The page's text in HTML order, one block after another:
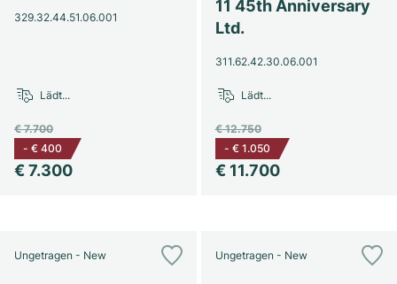
329.32.44.51.06.001
€ 7.300
€ 7.700
- € 400
Lädt...
11 45th Anniversary
Ltd.
311.62.42.30.06.001
€ 11.700
€ 12.750
- € 1.050
Lädt...
Ungetragen - New Ungetragen - New